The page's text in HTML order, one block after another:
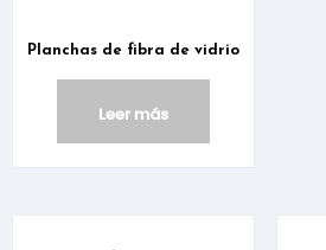
Planchas de fibra de vidrio
Leer más